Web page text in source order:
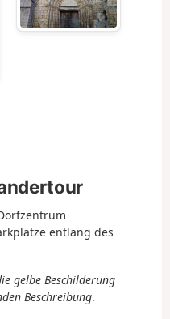
entlang des
gelbe Beschilderung
Beschreibung.